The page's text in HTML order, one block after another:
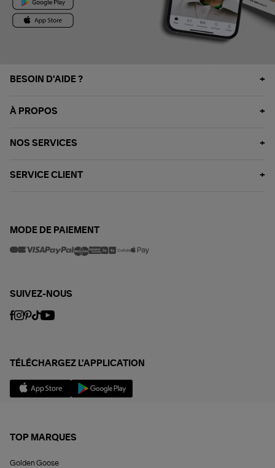
BESOIN D'AIDE ?
À PROPOS
NOS SERVICES
SERVICE CLIENT
MODE DE PAIEMENT
SUIVEZ-NOUS
TÉLÉCHARGEZ L'APPLICATION
TOP MARQUES
Golden Goose